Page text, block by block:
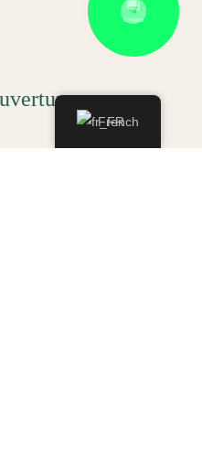
French